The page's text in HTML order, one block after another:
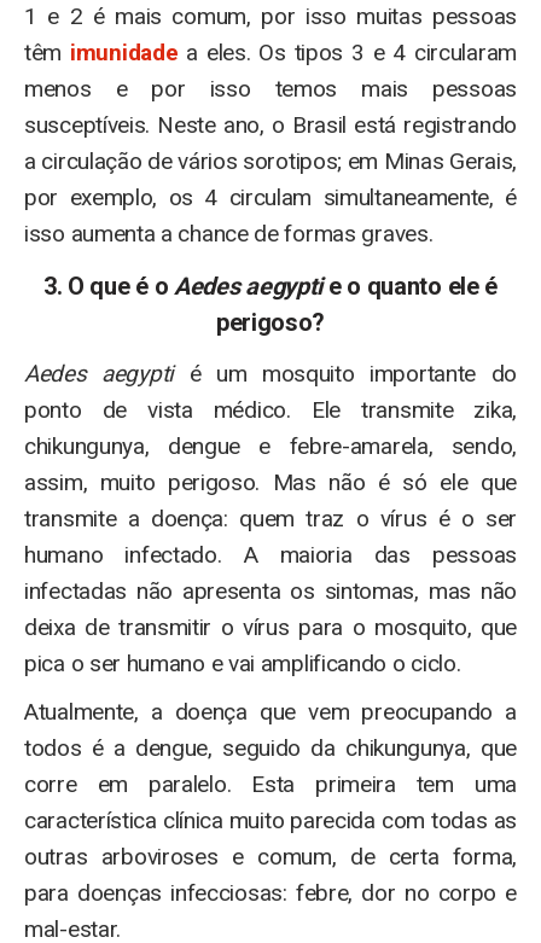
1 e 2 é mais comum, por isso muitas pessoas
têm imunidade a eles. Os tipos 3 e 4 circularam
menos e por isso temos mais pessoas
susceptíveis. Neste ano, o Brasil está registrando
a circulação de vários sorotipos; em Minas Gerais,
por exemplo, os 4 circulam simultaneamente, é
isso aumenta a chance de formas graves.
3. O que é o Aedes aegyptie o quanto ele é
perigoso?
Aedes aegypti é um mosquito importante do
ponto de vista médico. Ele transmite zika,
chikungunya, dengue e febre-amarela, sendo,
assim, muito perigoso. Mas não é só ele que
transmite a doença: quem traz o vírus é o ser
humano infectado. A maioria das pessoas
infectadas não apresenta os sintomas, mas não
deixa de transmitir o vírus para o mosquito, que
pica o ser humano e vai amplificando o ciclo.
Atualmente, a doença que vem preocupando a
todos é a dengue, seguido da chikungunya, que
corre em paralelo. Esta primeira tem uma
característica clínica muito parecida com todas as
outras arboviroses e comum, de certa forma,
para doenças infecciosas: febre, dor no corpo e
mal-estar.